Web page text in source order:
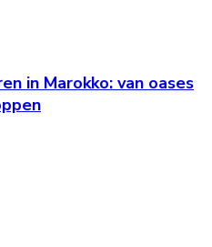
in Marokko: van oases